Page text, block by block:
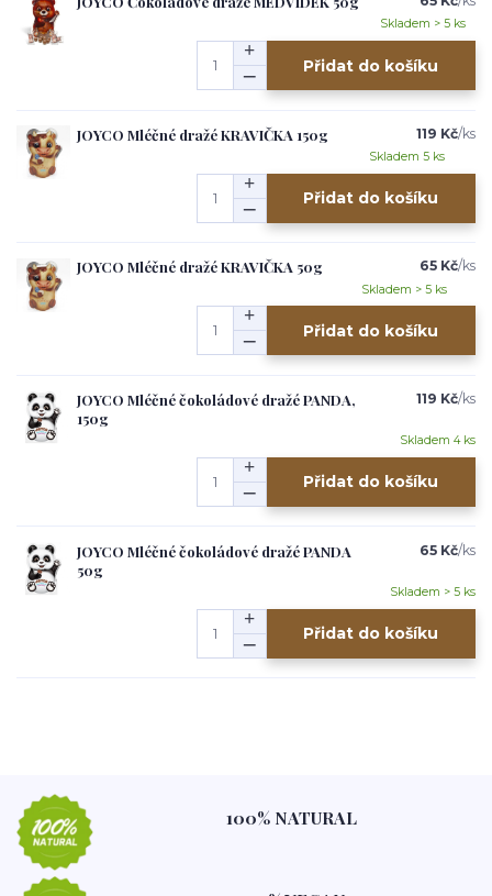
Skladem > 5 ks
Přidat do košíku
JOYCO Mléčné dražé KRAVIČKA 150g 119 Kč/ks
Skladem 5 ks
Přidat do košíku
JOYCO Mléčné dražé KRAVIČKA 50g 65 Kč/ks
Skladem > 5 ks
Přidat do košíku
JOYCO Mléčné čokoládové dražé PANDA,
150g
119 Kč/ks
Skladem 4 ks
Přidat do košíku
JOYCO Mléčné čokoládové dražé PANDA
50g
65 Kč/ks
Skladem > 5 ks
Přidat do košíku
100% NATURAL